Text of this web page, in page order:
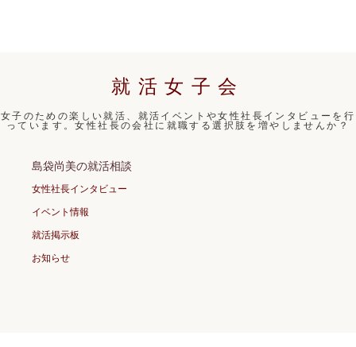
就活女子会
女子のための楽しい就活、就活イベントや女性社長インタビューを行
っています。女性社長の会社に就職する選択肢を増やしませんか？
島袋尚美の就活相談
女性社長インタビュー
イベント情報
就活掲示板
お知らせ